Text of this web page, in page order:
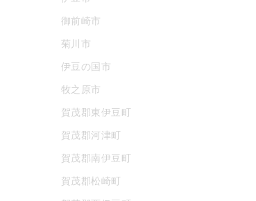
御前崎市
菊川市
伊豆の国市
牧之原市
賀茂郡東伊豆町
賀茂郡河津町
賀茂郡南伊豆町
賀茂郡松崎町